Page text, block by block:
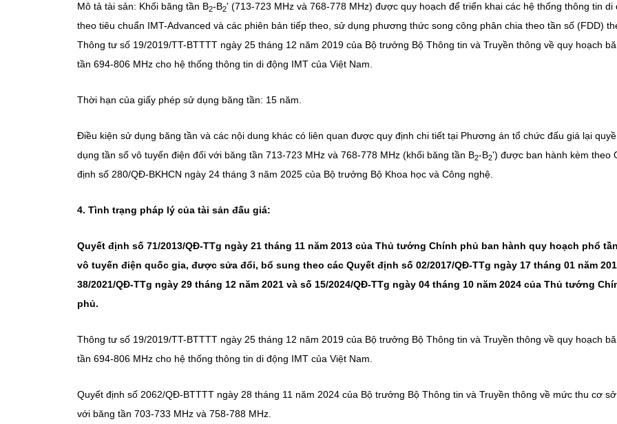
Mô tả tài sản: Khối băng tần B2-B2' (713-723 MHz và 768-778 MHz) được quy hoạch để triển khai các hệ thống thông tin di
theo tiêu chuẩn IMT-Advanced và các phiên bản tiếp theo, sử dụng phương thức song công phân chia theo tần số (FDD)
Thông tư số 19/2019/TT-BTTTT ngày 25 tháng 12 năm 2019 của Bộ trưởng Bộ Thông tin và Truyền thông về quy hoạch
tần 694-806 MHz cho hệ thống thông tin di động IMT của Việt Nam.
Thời hạn của giấy phép sử dụng băng tần: 15 năm.
Điều kiện sử dụng băng tần và các nội dung khác có liên quan được quy định chi tiết tại Phương án tổ chức đấu giá lại
dụng tần số vô tuyến điện đối với băng tần 713-723 MHz và 768-778 MHz (khối băng tần B2-B2') được ban hành kèm theo
định số 280/QĐ-BKHCN ngày 24 tháng 3 năm 2025 của Bộ trưởng Bộ Khoa học và Công nghệ.
4. Tình trạng pháp lý của tài sản đấu giá:
Quyết định số 71/2013/QĐ-TTg ngày 21 tháng 11 năm 2013 của Thủ tướng Chính phủ ban hành quy hoạch phổ
vô tuyến điện quốc gia, được sửa đổi, bổ sung theo các Quyết định số 02/2017/QĐ-TTg ngày 17 tháng 01 năm
38/2021/QĐ-TTg ngày 29 tháng 12 năm 2021 và số 15/2024/QĐ-TTg ngày 04 tháng 10 năm 2024 của Thủ tướng
phủ.
Thông tư số 19/2019/TT-BTTTT ngày 25 tháng 12 năm 2019 của Bộ trưởng Bộ Thông tin và Truyền thông về quy hoạch
tần 694-806 MHz cho hệ thống thông tin di động IMT của Việt Nam.
Quyết định số 2062/QĐ-BTTTT ngày 28 tháng 11 năm 2024 của Bộ trưởng Bộ Thông tin và Truyền thông về mức thu cơ
với băng tần 703-733 MHz và 758-788 MHz.